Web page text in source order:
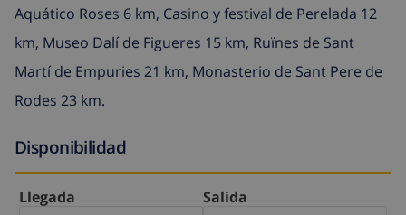
Aquático Roses 6 km, Casino y festival de Perelada 12
km, Museo Dalí de Figueres 15 km, Ruïnes de Sant
Martí de Empuries 21 km, Monasterio de Sant Pere de
Rodes 23 km.
Disponibilidad
Llegada Salida